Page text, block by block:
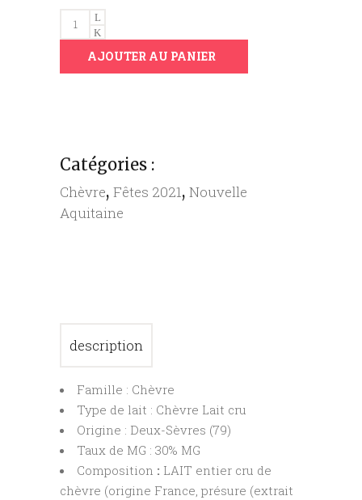
FÊTES
2021
BULLE
quantity
AJOUTER AU PANIER
Catégories :
Chèvre, Fêtes 2021, Nouvelle
Aquitaine
description
Famille : Chèvre
Type de lait : Chèvre Lait cru
Origine : Deux-Sèvres (79)
Taux de MG : 30% MG
Composition : LAIT entier cru de
chèvre (origine France, présure (extrait